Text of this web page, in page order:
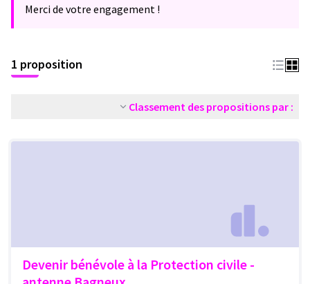
Merci de votre engagement !
1 proposition
Classement des propositions par :
Devenir bénévole à la Protection civile -